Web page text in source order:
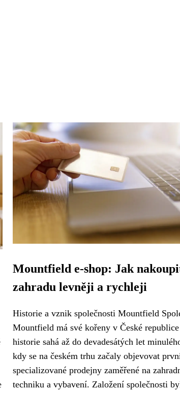
Mountfield e-shop: Jak
zahradu levněji a rychleji
Historie a vznik společnosti Mountfield
Mountfield má své kořeny v České
historie sahá až do devadesátých let
kdy se na českém trhu začaly objevovat
specializované prodejny zaměřené na
techniku a vybavení. Založení společnosti